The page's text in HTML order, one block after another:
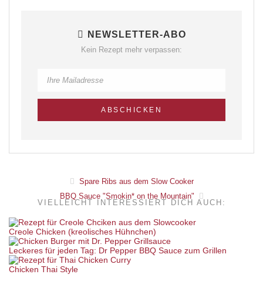
NEWSLETTER-ABO
Kein Rezept mehr verpassen:
Spare Ribs aus dem Slow Cooker
BBQ Sauce "Smokin* on the Mountain"
VIELLEICHT INTERESSIERT DICH AUCH:
Creole Chicken (kreolisches Hühnchen)
Leckeres für jeden Tag: Dr Pepper BBQ Sauce zum Grillen
Chicken Thai Style